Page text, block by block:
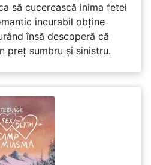
să cucerească inima fetei
incurabil obține
însă descoperă că
preț sumbru și sinistru.